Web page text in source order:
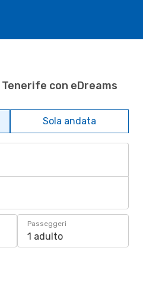
con eDreams
Sola andata
Passeggeri
1 adulto